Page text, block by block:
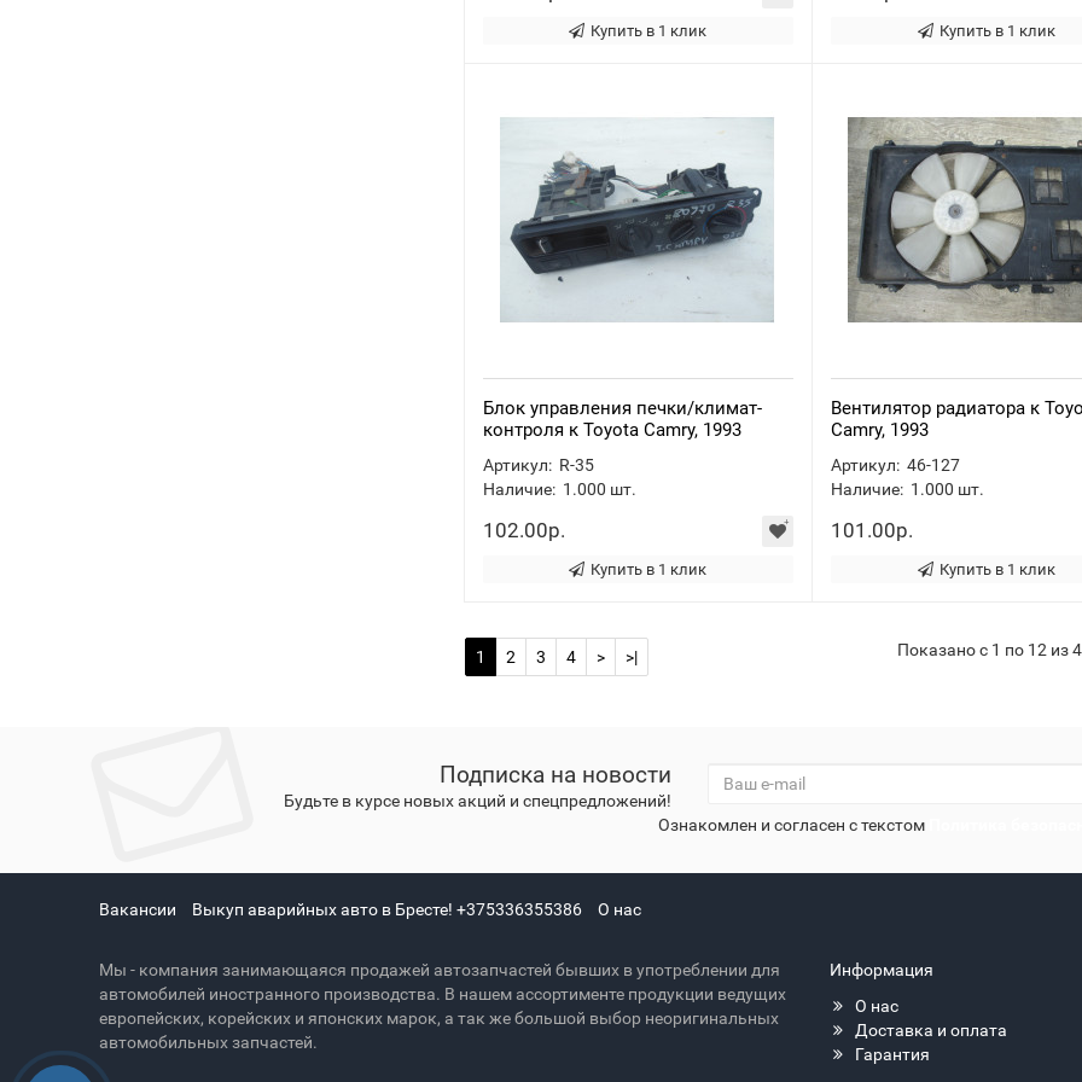
Купить в 1 клик Купить в 1 клик
Блок управления печки/климат-
контроля к Toyota Camry, 1993
Артикул: R-35
Наличие: 1.000 шт.
102.00р.
Купить в 1 клик
Вентилятор радиатора к
Camry, 1993
Артикул: 46-127
Наличие: 1.000 шт.
101.00р.
Купить в 1 клик
1 2 3 4 > >| Показано с 1 по 12 из
Подписка на новости
Будьте в курсе новых акций и спецпредложений!
Ознакомлен и согласен с текстом
Вакансии Выкуп аварийных авто в Бресте! +375336355386 О нас
Мы - компания занимающаяся продажей автозапчастей бывших в употреблении для
автомобилей иностранного производства. В нашем ассортименте продукции ведущих
европейских, корейских и японских марок, а так же большой выбор неоригинальных
автомобильных запчастей.
Информация
О нас
Доставка и оплата
Гарантия